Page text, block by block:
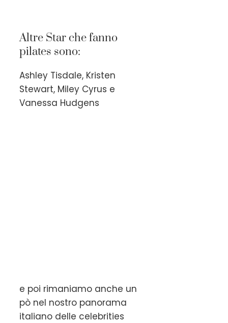
Altre Star che fanno
pilates sono:
Ashley Tisdale, Kristen
Stewart, Miley Cyrus e
Vanessa Hudgens
e poi rimaniamo anche un
pò nel nostro panorama
italiano delle celebrities